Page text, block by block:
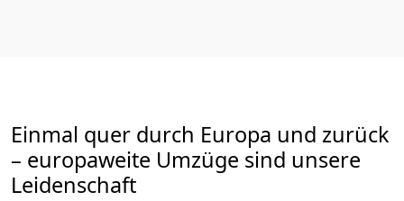
Einmal quer durch Europa und zurück
– europaweite Umzüge sind unsere
Leidenschaft